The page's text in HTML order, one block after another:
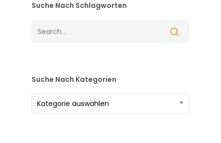
Suche Nach Schlagworten
Suche Nach Kategorien
Suche
nach
Kategorie auswählen